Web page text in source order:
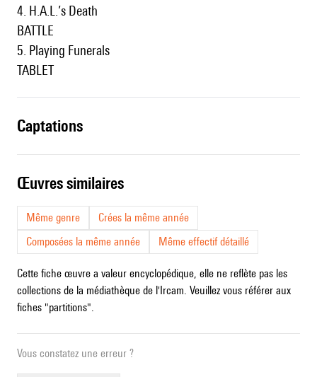
4. H.A.L.’s Death
BATTLE
5. Playing Funerals
TABLET
captations
œuvres similaires
Même genre
Crées la même année
Composées la même année
Même effectif détaillé
Cette fiche œuvre a valeur encyclopédique, elle ne reflète pas les
collections de la médiathèque de l'Ircam. Veuillez vous référer aux
fiches "partitions".
Vous constatez une erreur ?